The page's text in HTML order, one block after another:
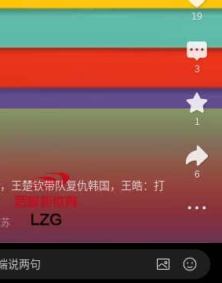
王楚钦带队复仇韩国，王皓：打
19
3
1
6
说两句